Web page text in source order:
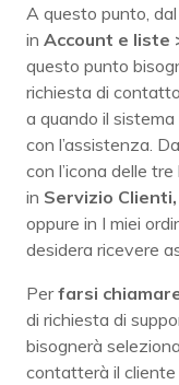
A questo punto, dal
in Account e liste
questo punto
richiesta di
a quando il
con l’assistenza.
con l’icona delle
in Servizio Clienti,
oppure in I miei
desidera ricevere
Perfarsi
di richiesta di
bisognerà
contatterà il cliente